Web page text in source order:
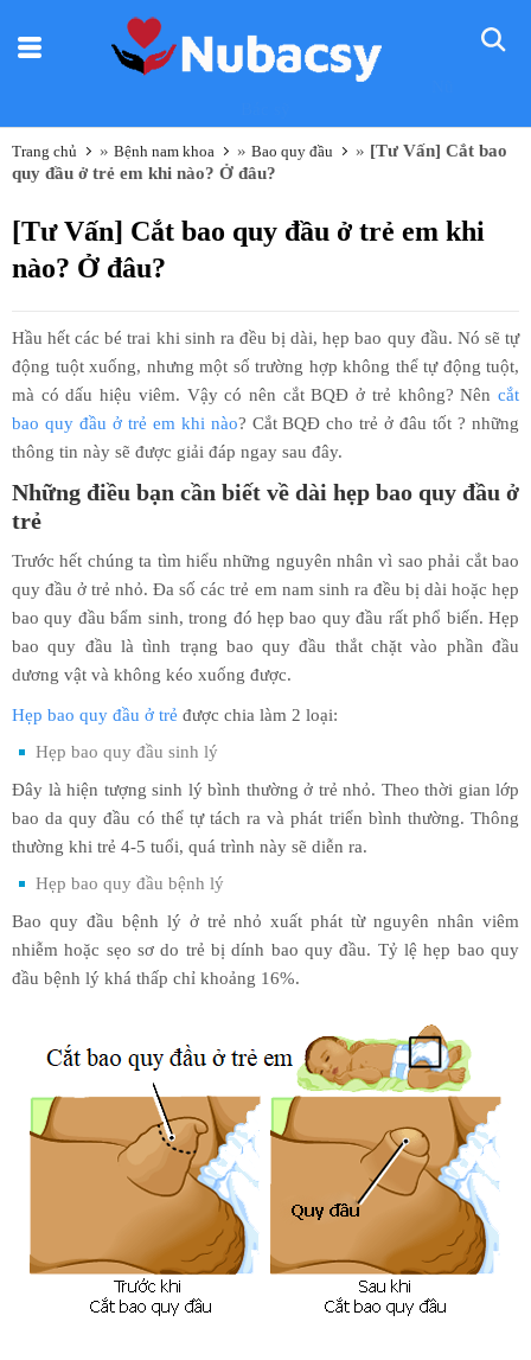
Trang chủ » Bệnh nam khoa » Bao quy đầu » [Tư Vấn] Cắt bao
quy đầu ở trẻ em khi nào? Ở đâu?
[Tư Vấn] Cắt bao quy đầu ở trẻ em khi
nào? Ở đâu?
Hầu hết các bé trai khi sinh ra đều bị dài, hẹp bao quy đầu. Nó sẽ tự
động tuột xuống, nhưng một số trường hợp không thể tự động tuột,
mà có dấu hiệu viêm. Vậy có nên cắt BQĐ ở trẻ không? Nên cắt
bao quy đầu ở trẻ em khi nào? Cắt BQĐ cho trẻ ở đâu tốt ? những
thông tin này sẽ được giải đáp ngay sau đây.
Những điều bạn cần biết về dài hẹp bao quy đầu ở
trẻ
Trước hết chúng ta tìm hiểu những nguyên nhân vì sao phải cắt bao
quy đầu ở trẻ nhỏ. Đa số các trẻ em nam sinh ra đều bị dài hoặc hẹp
bao quy đầu bẩm sinh, trong đó hẹp bao quy đầu rất phổ biến. Hẹp
bao quy đầu là tình trạng bao quy đầu thắt chặt vào phần đầu
dương vật và không kéo xuống được.
Hẹp bao quy đầu ở trẻ được chia làm 2 loại:
Hẹp bao quy đầu sinh lý
Đây là hiện tượng sinh lý bình thường ở trẻ nhỏ. Theo thời gian lớp
bao da quy đầu có thể tự tách ra và phát triển bình thường. Thông
thường khi trẻ 4-5 tuổi, quá trình này sẽ diễn ra.
Hẹp bao quy đầu bệnh lý
Bao quy đầu bệnh lý ở trẻ nhỏ xuất phát từ nguyên nhân viêm
nhiễm hoặc sẹo sơ do trẻ bị dính bao quy đầu. Tỷ lệ hẹp bao quy
đầu bệnh lý khá thấp chỉ khoảng 16%.